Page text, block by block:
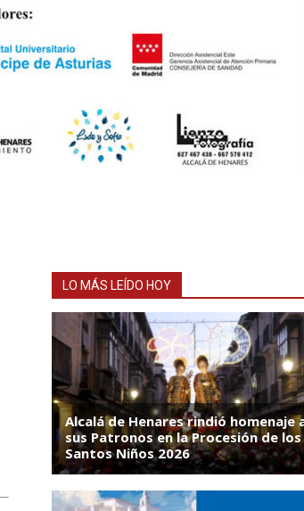
LO MÁS LEÍDO HOY